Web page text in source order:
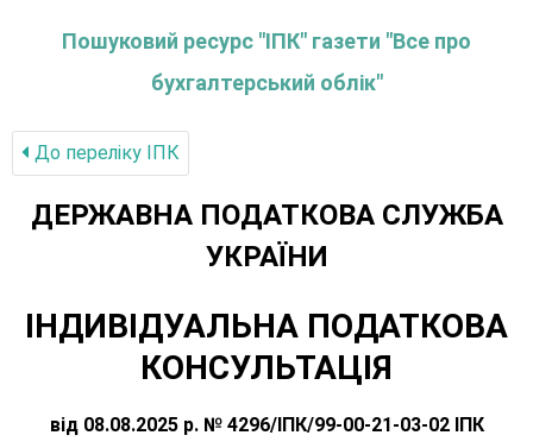
Пошуковий ресурс "ІПК" газети "Все про
бухгалтерський облік"
До переліку IПК
ДЕРЖАВНА ПОДАТКОВА СЛУЖБА
УКРАЇНИ
ІНДИВІДУАЛЬНА ПОДАТКОВА
КОНСУЛЬТАЦІЯ
від 08.08.2025 р. № 4296/ІПК/99-00-21-03-02 ІПК